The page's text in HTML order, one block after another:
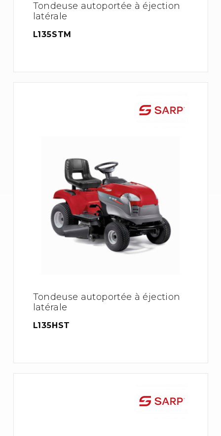
Tondeuse autoportée à éjection
latérale
L135STM
Tondeuse autoportée à éjection
latérale
L135HST